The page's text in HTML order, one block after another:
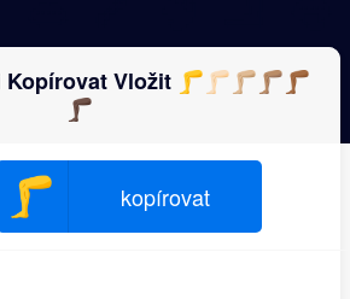
Vložit 🦵🦵🏻🦵🏼🦵🏽🦵🏾
🦵🏿
🦵 kopírovat